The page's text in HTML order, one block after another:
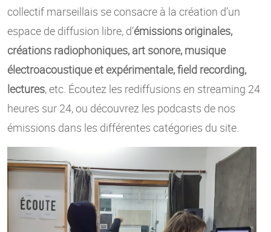
collectif marseillais se consacre à la création d’un
espace de diffusion libre, d’émissions originales,
créations radiophoniques, art sonore, musique
électroacoustique et expérimentale, field recording,
lectures, etc. Écoutez les rediffusions en streaming 24
heures sur 24, ou découvrez les podcasts de nos
émissions dans les différentes catégories du site.